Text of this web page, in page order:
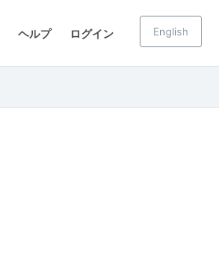
ヘルプ ログイン English